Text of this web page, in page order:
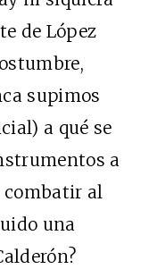
de López
supimos
a qué se
a
combatir al
una